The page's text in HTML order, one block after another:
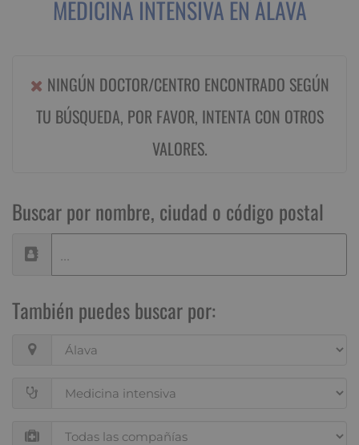
MEDICINA INTENSIVA EN ÁLAVA
NINGÚN DOCTOR/CENTRO ENCONTRADO SEGÚN
TU BÚSQUEDA, POR FAVOR, INTENTA CON OTROS
VALORES.
Buscar por nombre, ciudad o código postal
También puedes buscar por: